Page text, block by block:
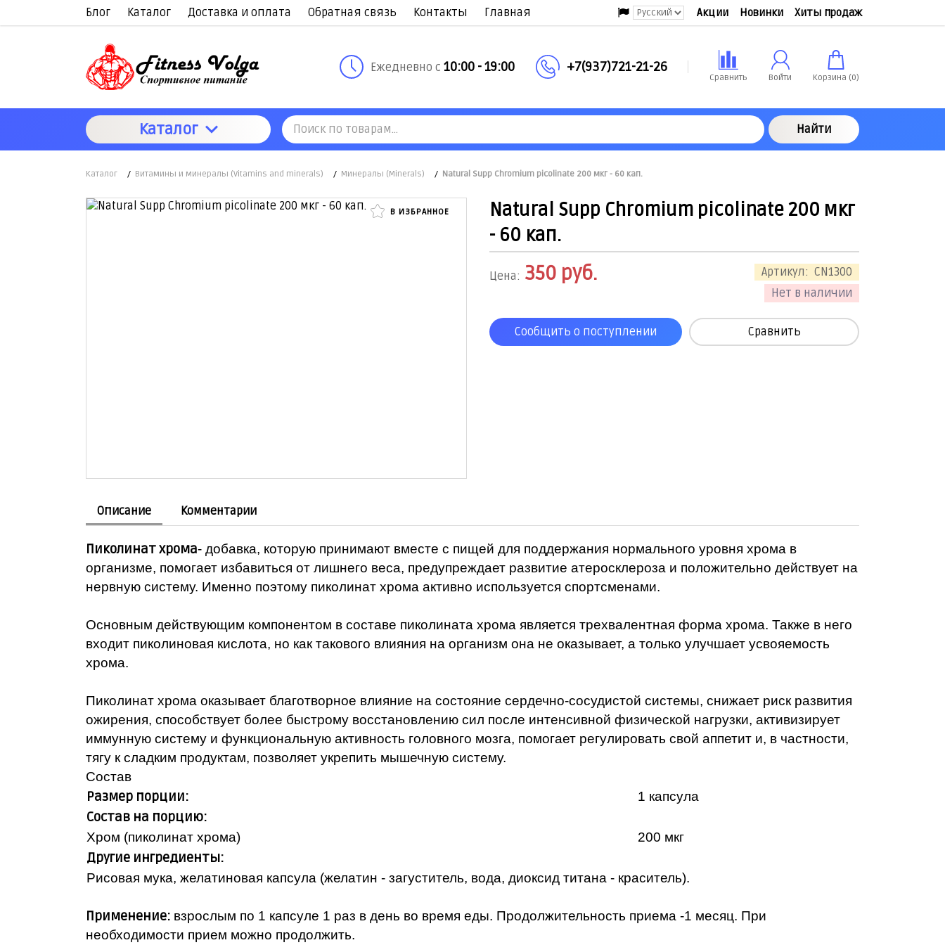
Блог Каталог Доставка и оплата Обратная связь Контакты Главная Акции Новинки Хиты продаж
Ежедневно с 10:00 - 19:00 +7(937)721-21-26
Сравнить Войти Корзина (0)
Каталог Найти
Каталог / Витамины и минералы (Vitamins and minerals) / Минералы (Minerals) / Natural Supp Chromium picolinate 200 мкг - 60 кап.
В ИЗБРАННОЕ
Natural Supp Chromium picolinate 200 мкг
- 60 кап.
Артикул: CN1300
Нет в наличии
Цена: 350 руб.
Сообщить о поступлении Сравнить
Описание Комментарии
Пиколинат хрома- добавка, которую принимают вместе с пищей для поддержания нормального уровня хрома в
организме, помогает избавиться от лишнего веса, предупреждает развитие атеросклероза и положительно действует на
нервную систему. Именно поэтому пиколинат хрома активно используется спортсменами.
Основным действующим компонентом в составе пиколината хрома является трехвалентная форма хрома. Также в него
входит пиколиновая кислота, но как такового влияния на организм она не оказывает, а только улучшает усвояемость
хрома.
Пиколинат хрома оказывает благотворное влияние на состояние сердечно-сосудистой системы, снижает риск развития
ожирения, способствует более быстрому восстановлению сил после интенсивной физической нагрузки, активизирует
иммунную систему и функциональную активность головного мозга, помогает регулировать свой аппетит и, в частности,
тягу к сладким продуктам, позволяет укрепить мышечную систему.
Состав
Размер порции: 1 капсула
Состав на порцию:
Хром (пиколинат хрома) 200 мкг
Другие ингредиенты:
Рисовая мука, желатиновая капсула (желатин - загуститель, вода, диоксид титана - краситель).
Применение: взрослым по 1 капсуле 1 раз в день во время еды. Продолжительность приема -1 месяц. При
необходимости прием можно продолжить.